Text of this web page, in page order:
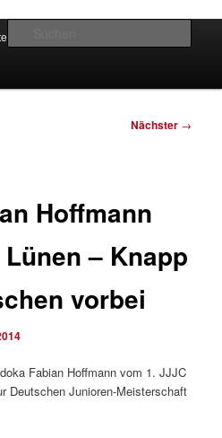
Nächster →
Hoffmann
– Knapp
vorbei
Fabian Hoffmann vom 1. JJJC
Deutschen Junioren-Meisterschaft